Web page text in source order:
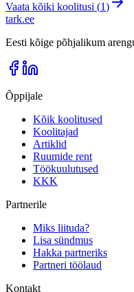
Vaata kõiki koolitusi (1)
tark.ee
Eesti kõige põhjalikum
Õppijale
Kõik koolitused
Koolitajad
Artiklid
Ruumide rent
Töökuulutused
KKK
Partnerile
Miks liituda?
Lisa sündmus
Hakka partneriks
Partneri töölaud
Kontakt